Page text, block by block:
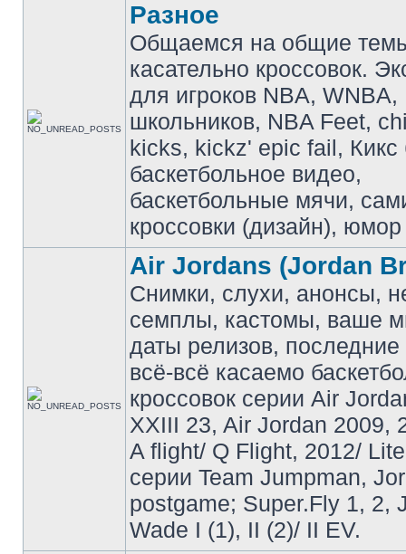
Разное
Общаемся на общие
касательно кроссовок.
для игроков NBA, WNBA,
школьников, NBA Feet,
kicks, kickz' epic fail, Кикс
баскетбольное видео,
баскетбольные мячи,
кроссовки (дизайн),
Air Jordans (Jordan
Снимки, слухи, анонсы,
семплы, кастомы, ваше
даты релизов, последние
всё-всё касаемо
кроссовок серии Air
XXIII 23, Air Jordan 2009,
A flight/ Q Flight, 2012/
серии Team Jumpman,
postgame; Super.Fly 1, 2,
Wade I (1), II (2)/ II EV.